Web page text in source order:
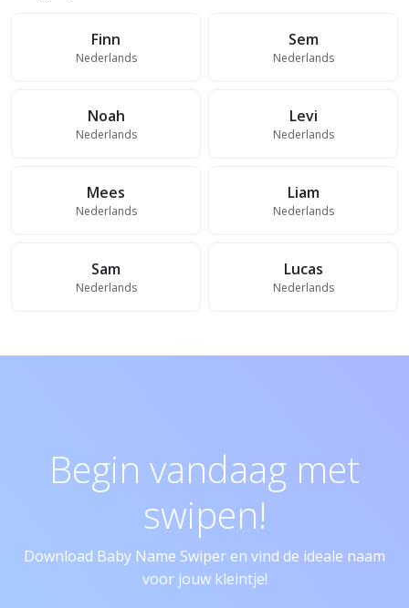
Finn
Nederlands
Sem
Nederlands
Noah
Nederlands
Levi
Nederlands
Mees
Nederlands
Liam
Nederlands
Sam
Nederlands
Lucas
Nederlands
Begin vandaag met
swipen!
Download Baby Name Swiper en vind de ideale naam
voor jouw kleintje!